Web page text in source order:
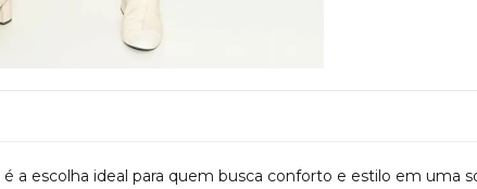
é a escolha ideal para quem busca conforto e estilo em uma